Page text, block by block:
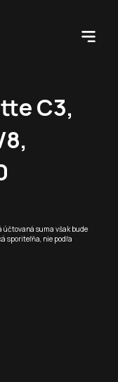
C3,
účtovaná suma však bude
sporiteľňa, nie podľa